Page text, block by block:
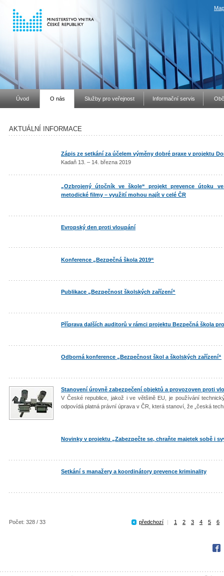
Úvod O nás Služby pro veřejnost Informační servis
AKTUÁLNÍ INFORMACE
Zápis ze setkání za účelem výměny dobré praxe v projektu
Kadaň 13. – 14. března 2019
„Ozbrojený útočník ve škole“ projekt prevence útoku
metodické filmy – využití mohou najít v celé ČR
Evropský den proti vloupání
Konference „Bezpečná škola 2019“
Publikace „Bezpečnost školských zařízení“
Příprava dalších auditorů v rámci projektu Bezpečná škola
Odborná konference „Bezpečnost škol a školských zařízení“
Stanovení úrovně zabezpečení objektů a provozoven proti
V České republice, jakož i ve většině EU, je používání
odpovídá platná právní úprava v ČR, která stanoví, že „česká
Novinky v projektu „Zabezpečte se, chraňte majetek sobě i
Setkání s manažery a koordinátory prevence kriminality
Počet: 328 / 33 předchozí | 1 2 3 4 5 6